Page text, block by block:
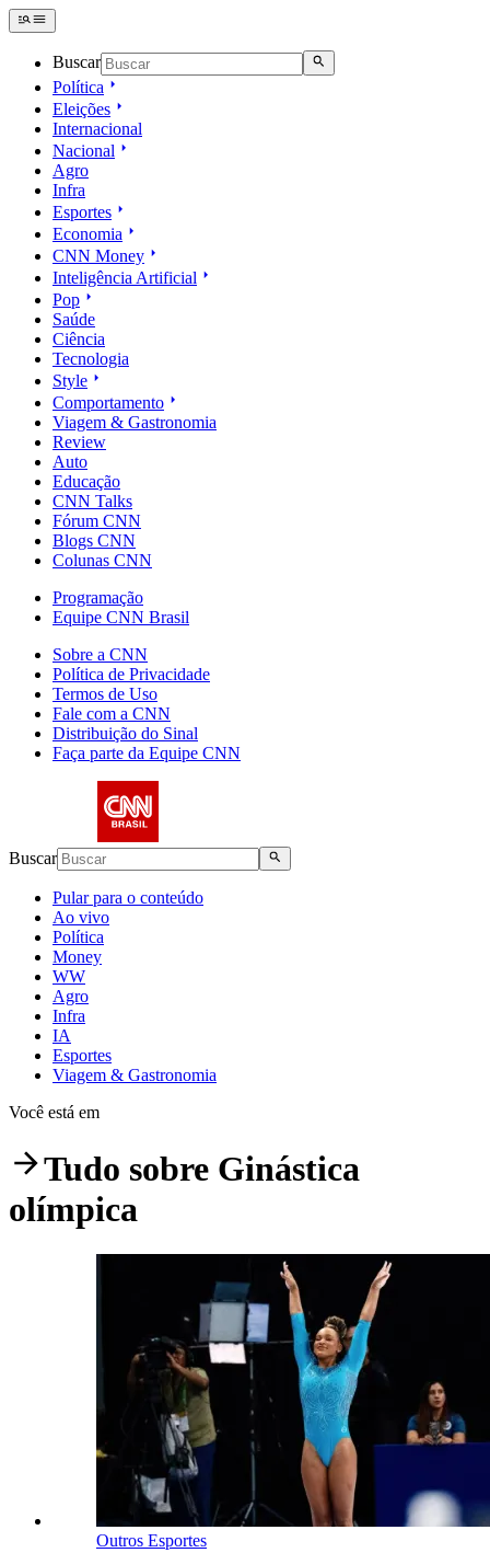
Buscar
Política
Eleições
Internacional
Nacional
Agro
Infra
Esportes
Economia
CNN Money
Inteligência Artificial
Pop
Saúde
Ciência
Tecnologia
Style
Comportamento
Viagem & Gastronomia
Review
Auto
Educação
CNN Talks
Fórum CNN
Blogs CNN
Colunas CNN
Programação
Equipe CNN Brasil
Sobre a CNN
Política de Privacidade
Termos de Uso
Fale com a CNN
Distribuição do Sinal
Faça parte da Equipe CNN
Buscar
Pular para o conteúdo
Ao vivo
Política
Money
WW
Agro
Infra
IA
Esportes
Viagem & Gastronomia
Você está em
Tudo sobre Ginástica
olímpica
Outros Esportes